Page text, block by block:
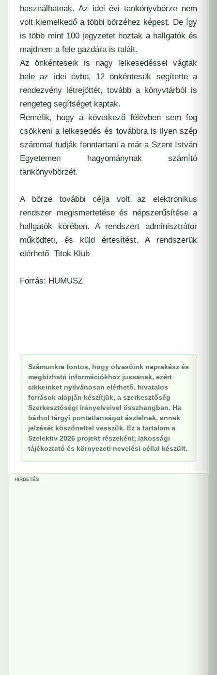
használhatnak. Az idei évi tankönyvbörze nem
volt kiemelkedő a többi börzéhez képest. De így
is több mint 100 jegyzetet hoztak a hallgatók és
majdnem a fele gazdára is talált.
Az önkénteseik is nagy lelkesedéssel vágtak
bele az idei évbe, 12 önkéntesük segítette a
rendezvény létrejöttét, tovább a könyvtárból is
rengeteg segítséget kaptak.
Remélik, hogy a következő félévben sem fog
csökkeni a lelkesedés és továbbra is ilyen szép
számmal tudják fenntartani a már a Szent István
Egyetemen hagyománynak számító
tankönyvbörzét.
A börze további célja volt az elektronikus
rendszer megismertetése és népszerűsítése a
hallgatók körében. A rendszert adminisztrátor
működteti, és küld értesítést. A rendszerük
elérhető Titok Klub
Forrás: HUMUSZ
Számunkra fontos, hogy olvasóink naprakész és
megbízható információkhoz jussanak, ezért
cikkeinket nyilvánosan elérhető, hivatalos
források alapján készítjük, a szerkesztőség
Szerkesztőségi irányelveivel összhangban. Ha
bárhol tárgyi pontatlanságot észlelnek, annak
jelzését köszönettel vesszük. Ez a tartalom a
Szelektiv 2026 projekt részeként, lakossági
tájékoztató és környezeti nevelési céllal készült.
HIRDETÉS